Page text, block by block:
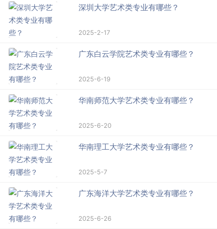
深圳大学艺术类专业有哪些？
2025-2-17
广东白云学院艺术类专业有哪些？
2025-6-19
华南师范大学艺术类专业有哪些？
2025-6-20
华南理工大学艺术类专业有哪些？
2025-5-7
广东海洋大学艺术类专业有哪些？
2025-6-26